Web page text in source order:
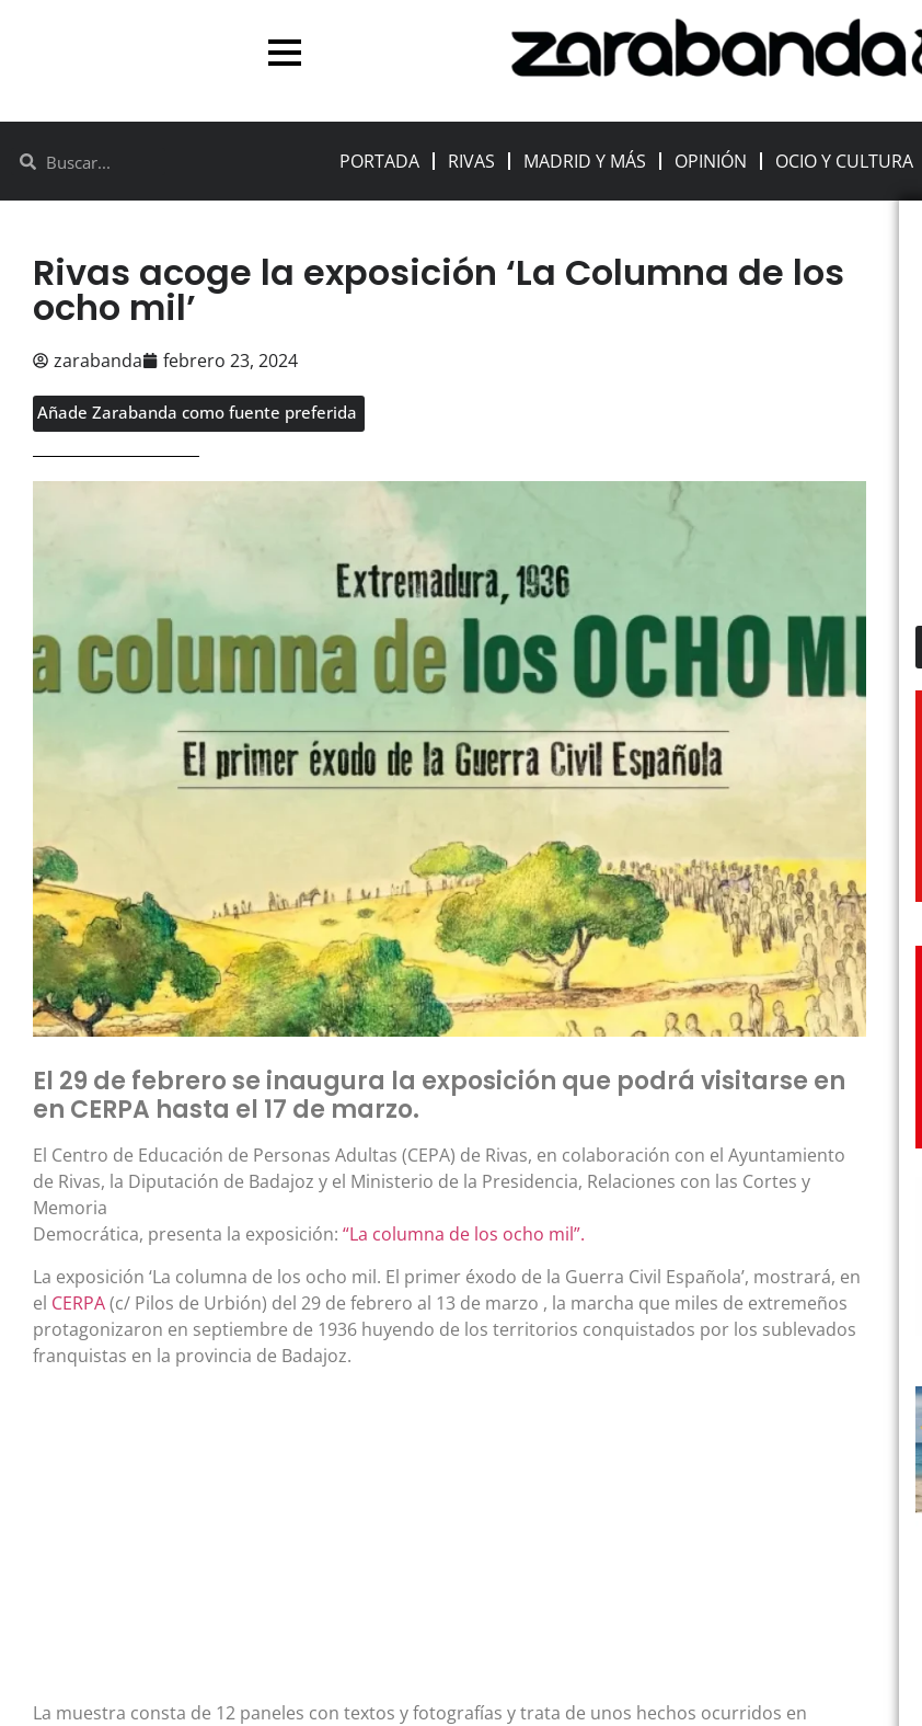
PORTADA RIVAS MADRID Y MÁS OPINIÓN OCIO Y CULTURA
Rivas acoge la exposición ‘La Columna de los
ocho mil’
zarabanda febrero 23, 2024
Añade Zarabanda como fuente preferida
El 29 de febrero se inaugura la exposición que podrá visitarse en
en CERPA hasta el 17 de marzo.
El Centro de Educación de Personas Adultas (CEPA) de Rivas, en colaboración con el Ayuntamiento
de Rivas, la Diputación de Badajoz y el Ministerio de la Presidencia, Relaciones con las Cortes y
Memoria
Democrática, presenta la exposición: “La columna de los ocho mil”.
La exposición ‘La columna de los ocho mil. El primer éxodo de la Guerra Civil Española’, mostrará, en
el CERPA(c/ Pilos de Urbión) del 29 de febrero al 13 de marzo , la marcha que miles de extremeños
protagonizaron en septiembre de 1936 huyendo de los territorios conquistados por los sublevados
franquistas en la provincia de Badajoz.
La muestra consta de 12 paneles con textos y fotografías y trata de unos hechos ocurridos en